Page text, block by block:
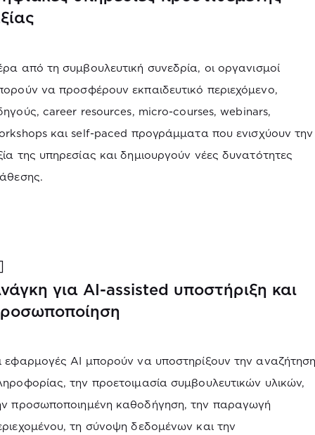
από τη συμβουλευτική συνεδρία, οι οργανισμοί
να προσφέρουν εκπαιδευτικό περιεχόμενο,
career resources, micro-courses, webinars,
και self-paced προγράμματα που ενισχύουν την
της υπηρεσίας και δημιουργούν νέες δυνατότητες
για AI-assisted υποστήριξη και
εφαρμογές AI μπορούν να υποστηρίξουν την
την προετοιμασία συμβουλευτικών υλικών,
προσωποποιημένη καθοδήγηση, την παραγωγή
τη σύνοψη δεδομένων και την